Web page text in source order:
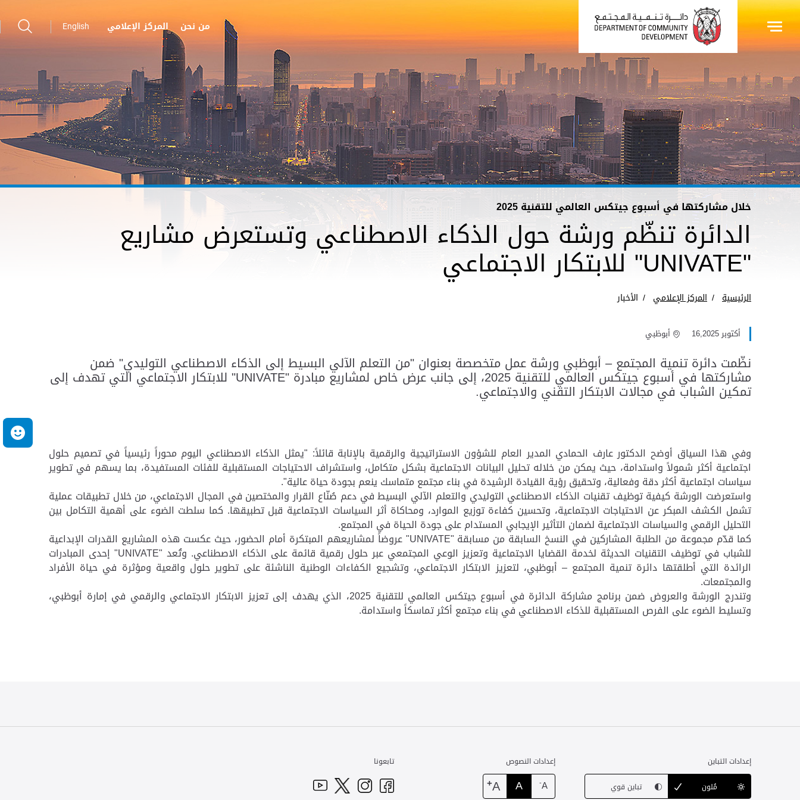
من نحن المركز الإعلامي English
خلال مشاركتها في أسبوع جيتكس العالمي للتقنية 2025
الدائرة تنظّم ورشة حول الذكاء الاصطناعي وتستعرض مشاريع
"UNIVATE" للابتكار الاجتماعي
الرئيسية المركز الإعلامي الأخبار
أكتوبر 16,2025 أبوظبي
نظّمت دائرة تنمية المجتمع – أبوظبي ورشة عمل متخصصة بعنوان "من التعلم الآلي البسيط إلى الذكاء الاصطناعي التوليدي" ضمن
مشاركتها في أسبوع جيتكس العالمي للتقنية 2025، إلى جانب عرض خاص لمشاريع مبادرة "UNIVATE" للابتكار الاجتماعي التي تهدف إلى
تمكين الشباب في مجالات الابتكار التقني والاجتماعي.
وفي هذا السياق أوضح الدكتور عارف الحمادي المدير العام للشؤون الاستراتيجية والرقمية بالإنابة قائلاً: "يمثل الذكاء الاصطناعي اليوم محوراً رئيسياً في تصميم حلول
اجتماعية أكثر شمولاً واستدامة، حيث يمكن من خلاله تحليل البيانات الاجتماعية بشكل متكامل، واستشراف الاحتياجات المستقبلية للفئات المستفيدة، بما يسهم في تطوير
سياسات اجتماعية أكثر دقة وفعالية، وتحقيق رؤية القيادة الرشيدة في بناء مجتمع متماسك ينعم بجودة حياة عالية".
واستعرضت الورشة كيفية توظيف تقنيات الذكاء الاصطناعي التوليدي والتعلم الآلي البسيط في دعم صُنّاع القرار والمختصين في المجال الاجتماعي، من خلال تطبيقات عملية
تشمل الكشف المبكر عن الاحتياجات الاجتماعية، وتحسين كفاءة توزيع الموارد، ومحاكاة أثر السياسات الاجتماعية قبل تطبيقها. كما سلطت الضوء على أهمية التكامل بين
التحليل الرقمي والسياسات الاجتماعية لضمان التأثير الإيجابي المستدام على جودة الحياة في المجتمع.
كما قدّم مجموعة من الطلبة المشاركين في النسخ السابقة من مسابقة "UNIVATE"عروضاً لمشاريعهم المبتكرة أمام الحضور، حيث عكست هذه المشاريع القدرات الإبداعية
للشباب في توظيف التقنيات الحديثة لخدمة القضايا الاجتماعية وتعزيز الوعي المجتمعي عبر حلول رقمية قائمة على الذكاء الاصطناعي. وتُعد "UNIVATE" إحدى المبادرات
الرائدة التي أطلقتها دائرة تنمية المجتمع – أبوظبي، لتعزيز الابتكار الاجتماعي، وتشجيع الكفاءات الوطنية الناشئة على تطوير حلول واقعية ومؤثرة في حياة الأفراد
والمجتمعات.
وتندرج الورشة والعروض ضمن برنامج مشاركة الدائرة في أسبوع جيتكس العالمي للتقنية 2025، الذي يهدف إلى تعزيز الابتكار الاجتماعي والرقمي في إمارة أبوظبي،
وتسليط الضوء على الفرص المستقبلية للذكاء الاصطناعي في بناء مجتمع أكثر تماسكاً واستدامة.
إعدادات التباين
مُلون
تباين قوي
إعدادات النصوص
A
-
A
A
+
تابعونا